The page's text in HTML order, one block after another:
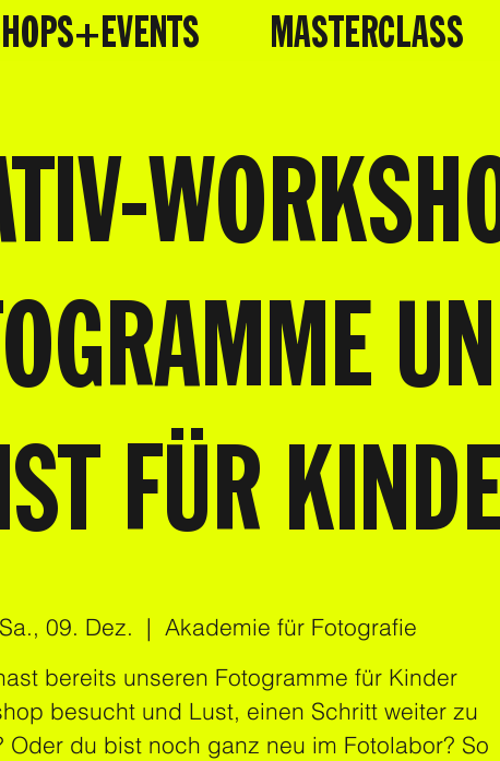
MASTERCLASS
FÜR
Sa., 09. Dez.
  |
Akademie für Fotografie
bereits unseren Fotogramme für Kinder
besucht und Lust, einen Schritt weiter zu
Oder du bist noch ganz neu im Fotolabor? So